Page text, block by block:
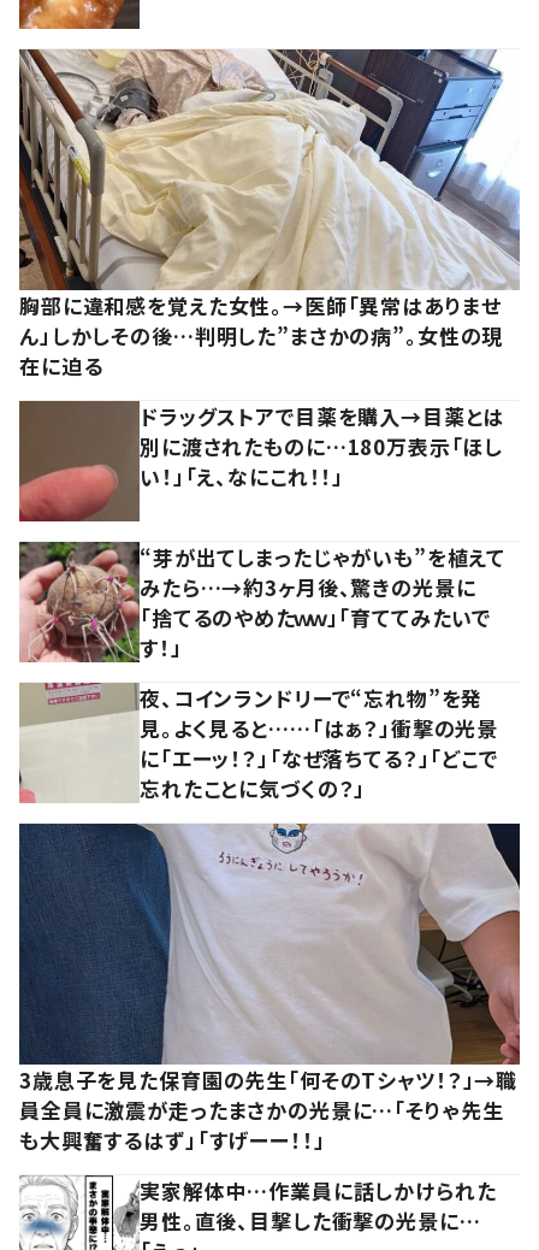
胸部に違和感を覚えた女性。→医師「異常はありませ
ん」しかしその後…判明した”まさかの病”。女性の現
在に迫る
ドラッグストアで目薬を購入→目薬とは
別に渡されたものに…180万表示「ほし
い！」「え、なにこれ！！」
“芽が出てしまったじゃがいも”を植えて
みたら…→約3ヶ月後、驚きの光景に
「捨てるのやめたｗｗ」「育ててみたいで
す！」
夜、コインランドリーで“忘れ物”を発
見。よく見ると……「はぁ？」衝撃の光景
に「エーッ！？」「なぜ落ちてる？」「どこで
忘れたことに気づくの？」
3歳息子を見た保育園の先生「何そのTシャツ！？」→職
員全員に激震が走ったまさかの光景に…「そりゃ先生
も大興奮するはず」「すげーー！！」
実家解体中…作業員に話しかけられた
男性。直後、目撃した衝撃の光景に…